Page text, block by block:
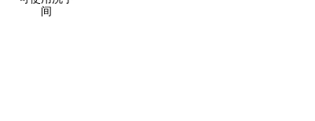
间